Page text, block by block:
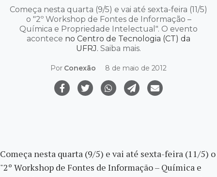
Começa nesta quarta (9/5) e vai até sexta-feira (11/5)
o "2º Workshop de Fontes de Informação –
Química e Propriedade Intelectual". O evento
acontece no Centro de Tecnologia (CT) da
UFRJ. Saiba mais.
Por Conexão 8 de maio de 2012
Começa nesta quarta (9/5) e vai até sexta-feira (11/5) o
"2º Workshop de Fontes de Informação – Química e